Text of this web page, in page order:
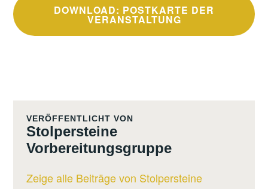
DOWNLOAD: POSTKARTE DER
VERANSTALTUNG
VERÖFFENTLICHT VON
Stolpersteine
Vorbereitungsgruppe
Zeige alle Beiträge von Stolpersteine